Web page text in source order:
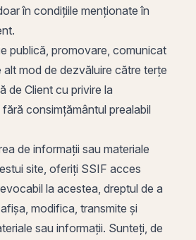
în condițiile menționate în
publică, promovare, comunicat
alt mod de dezvăluire către terțe
de Client cu privire la
consimțământul prealabil
de informații sau materiale
site, oferiți SSIF acces
la acestea, dreptul de a
modifica, transmite și
sau informații. Sunteți, de